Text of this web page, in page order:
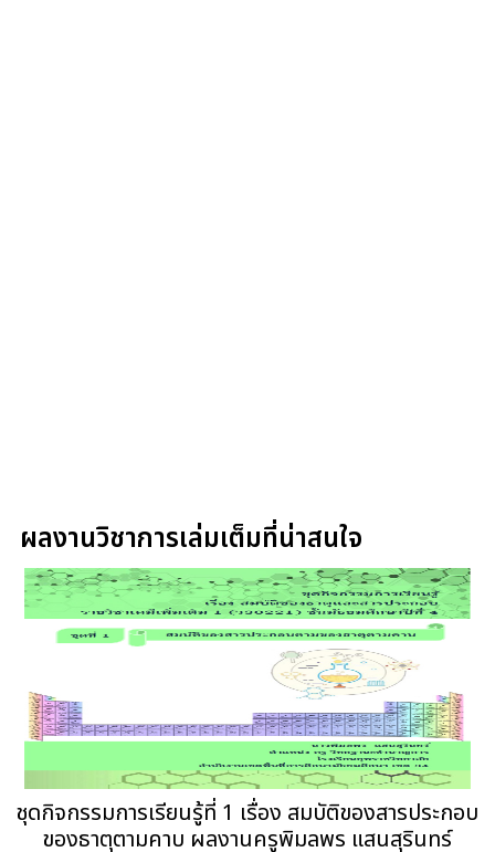
ผลงานวิชาการเล่มเต็มที่น่าสนใจ
ชุดกิจกรรมการเรียนรู้ที่ 1 เรื่อง สมบัติของสารประกอบ
ของธาตุตามคาบ ผลงานครูพิมลพร แสนสุรินทร์